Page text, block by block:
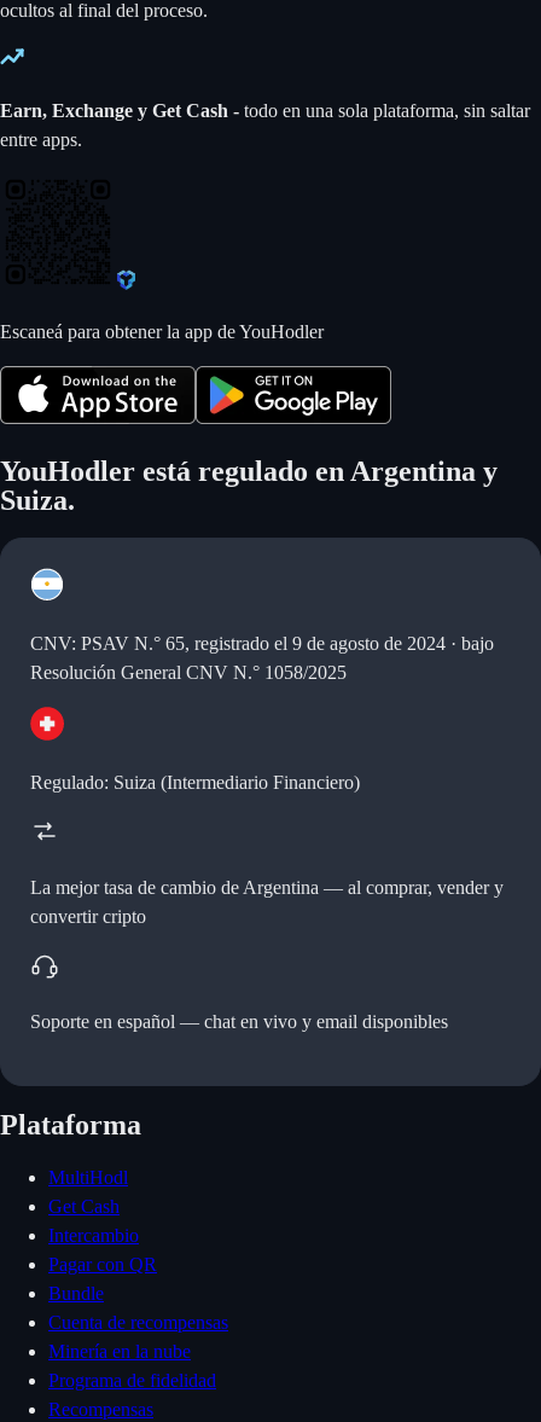
ocultos al final del proceso.
Earn, Exchange y Get Cash - todo en una sola plataforma, sin saltar
entre apps.
Escaneá para obtener la app de YouHodler
YouHodler está regulado en Argentina y
Suiza.
CNV: PSAV N.° 65, registrado el 9 de agosto de 2024 · bajo
Resolución General CNV N.° 1058/2025
Regulado: Suiza (Intermediario Financiero)
La mejor tasa de cambio de Argentina — al comprar, vender y
convertir cripto
Soporte en español — chat en vivo y email disponibles
Plataforma
MultiHodl
Get Cash
Intercambio
Pagar con QR
Bundle
Cuenta de recompensas
Minería en la nube
Programa de fidelidad
Recompensas